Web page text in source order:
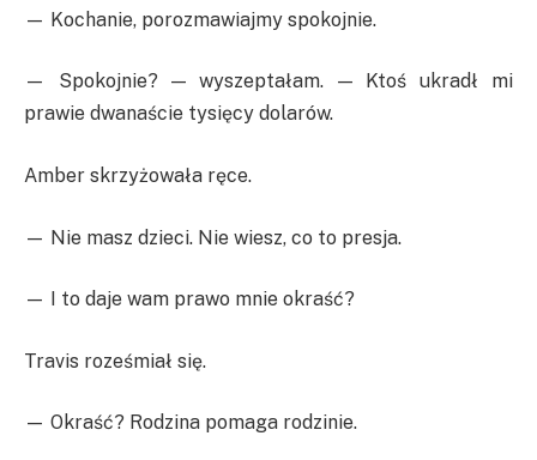
— Kochanie, porozmawiajmy spokojnie.
— Spokojnie? — wyszeptałam. — Ktoś ukradł mi
prawie dwanaście tysięcy dolarów.
Amber skrzyżowała ręce.
— Nie masz dzieci. Nie wiesz, co to presja.
— I to daje wam prawo mnie okraść?
Travis roześmiał się.
— Okraść? Rodzina pomaga rodzinie.